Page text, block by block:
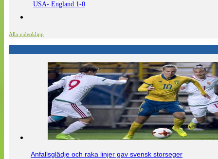
USA- England 1-0
Alla videoklipp
Anfallsglädje och raka linjer gav svensk storseger